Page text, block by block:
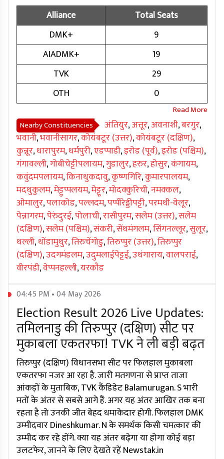
Alliance
Total Seats
DMK+
9
AIADMK+
19
TVK
29
OTH
0
Nearby Constituencies अंतियुर,अत्तूर,अवनाशी,बरगुर,
भवानी,भवानीसागर,कोयंबटूर (उत्तर),कोयंबटूर (दक्षिण),
कुन्नूर,धारापुरम,धर्मपुरी,एडप्पाडी,इरोड (पूर्व),इरोड (पश्चिम),
गंगावल्ली,गोबीचेट्टीपलायम,गुडालुर,हरुर,होसुर,कंगायम,
कवुंदमपलायम,किनाथुकदावु,कृष्णगिरि,कुमारपालयम,
मदथुकुलम,मेट्टुप्पलयम,मेट्टूर,मोदक्कुरिची,नमक्कल,
ओमालुर,पलाकोड,पल्लदम,पप्पीरेड्डीपट्टी,परमथी-वेलूर,
पेन्नागरम,पेरुंदुरई,पोलाची,रासीपुरम,सलेम (उत्तर),सलेम
(दक्षिण),सलेम (पश्चिम),संकरी,सेंथमंगलम,सिंगनल्लूर,सुलूर,
थल्ली,थोंडामुथुर,तिरुचेंगोडु,तिरुप्पुर (उत्तर),तिरुप्पुर
(दक्षिण),उदगमंडलम,उदुमलाईपेट्टई,उथंगाराय,वालपराई,
वीरपंडी,वेप्पनहल्ली,यरकौड
04:45 PM • 04 May 2026
Election Result 2026 Live Updates:
तमिलनाडु की तिरुप्पुर (दक्षिण) सीट पर
मुकाबला एकतरफा! TVK ने ली बड़ी बढ़त
तिरुप्पुर (दक्षिण) विधानसभा सीट पर फिलहाल मुकाबला
एकतरफा नजर आ रहा है. जारी मतगणना से प्राप्त ताजा
आंकड़ों के मुताबिक, TVK कैंडिडेट Balamurugan. S भारी
मतों के अंतर से सबसे आगे हैं. अगर यह अंतर आखिर तक बना
रहता है तो उनकी जीत बेहद धमाकेदार होगी. फिलहाल DMK
उम्मीदवार Dineshkumar. N के समर्थक किसी चमत्कार की
उम्मीद कर रहे होंगे. क्या यह अंतर बढ़ेगा या होगा कोई बड़ा
उलटफेर, जानने के लिए देखते रहें Newstak.in